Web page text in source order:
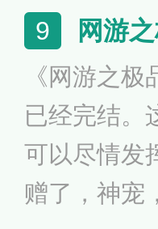
游、修练一
9 网游
《网游之
已经完结。
可以尽情发
赠了，神宠